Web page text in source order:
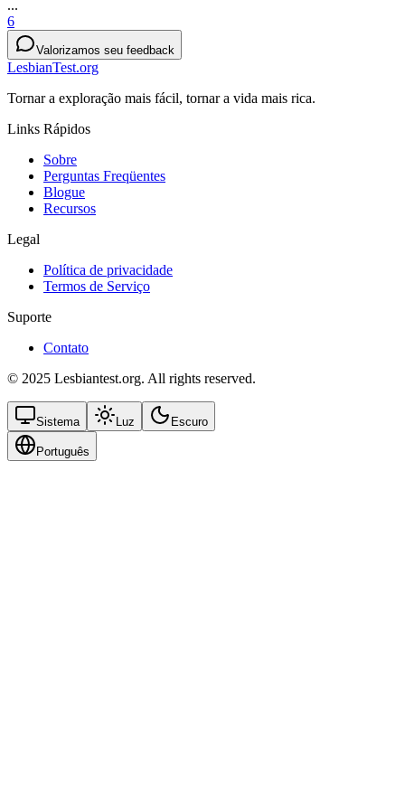
...
6
Valorizamos seu feedback
LesbianTest.org
Tornar a exploração mais fácil, tornar a vida mais rica.
Links Rápidos
Sobre
Perguntas Freqüentes
Blogue
Recursos
Legal
Política de privacidade
Termos de Serviço
Suporte
Contato
© 2025 Lesbiantest.org. All rights reserved.
Sistema Luz Escuro
Português